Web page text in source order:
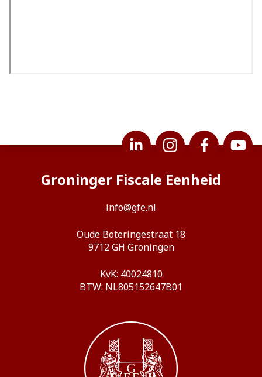
Groninger Fiscale Eenheid
info@gfe.nl
Oude Boteringestraat 18
9712 GH Groningen
KvK: 40024810
BTW: NL805152647B01